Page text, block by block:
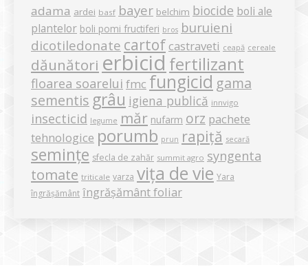
adama ardei basf bayer belchim biocide boli ale
plantelor boli pomi fructiferi bros buruieni
dicotiledonate cartof castraveti ceapă cereale
dăunători erbicidfertilizant
floarea soarelui fmc fungicid gama
sementis grâu igiena publică innvigo
insecticid legume măr nufarm orz pachete
tehnologice porumb prun rapiță secară
semințe sfecla de zahăr summit agro syngenta
tomate triticale varza vița de vie Yara
îngrășământ îngrășământ foliar